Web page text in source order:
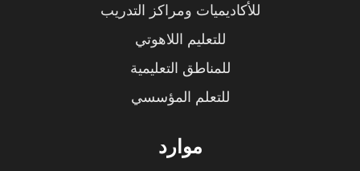
للأكاديميات ومراكز التدريب
للتعليم اللاهوتي
للمناطق التعليمية
للتعلم المؤسسي
موارد